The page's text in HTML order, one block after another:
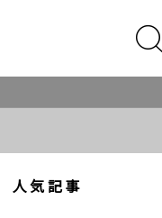
人気記事